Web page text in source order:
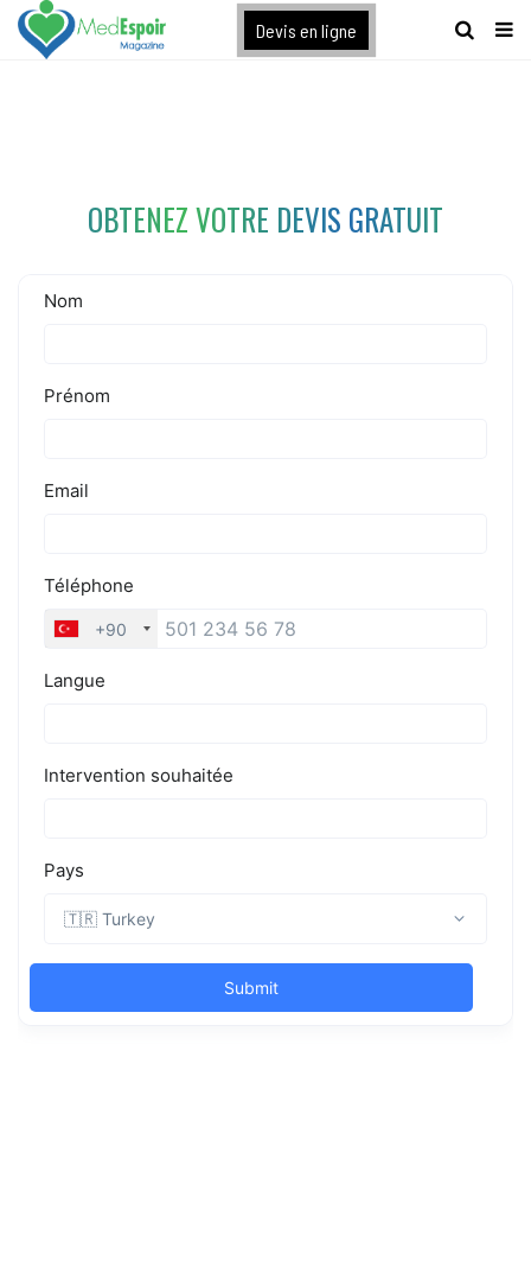
[maxbutton name="devis express"]
Devis en ligne
OBTENEZ VOTRE DEVIS GRATUIT